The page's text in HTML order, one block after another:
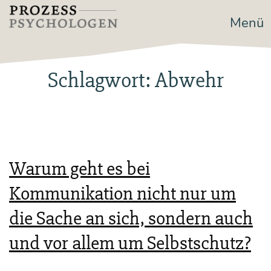
Zum
Inhalt
Prozesspsychologen Menü
Schlagwort: Abwehr
Warum geht es bei
Kommunikation nicht nur um
die Sache an sich, sondern auch
und vor allem um Selbstschutz?